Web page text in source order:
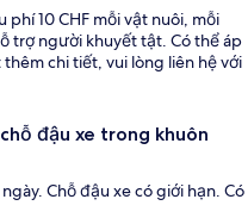
10 CHF mỗi vật nuôi, mỗi
trợ người khuyết tật. Có thể áp
chi tiết, vui lòng liên hệ với
đậu xe trong khuôn
Chỗ đậu xe có giới hạn. Có